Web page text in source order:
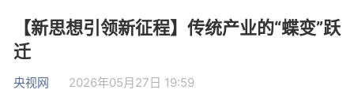
【新思想引领新征程】传统产业的“蝶变”跃
迁
央视网 2026年05月27日 19:59